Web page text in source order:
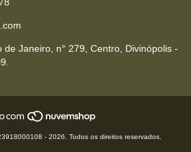
de Janeiro, n° 279, Centro, Divinópolis -
- 2026. Todos os direitos reservados.